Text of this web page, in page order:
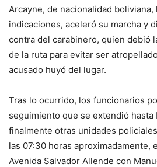
Arcayne, de nacionalidad boliviana,
indicaciones, aceleró su marcha y
contra del carabinero, quien debió
de la ruta para evitar ser
acusado huyó del lugar.
Tras lo ocurrido, los funcionarios
seguimiento que se extendió hasta
finalmente otras unidades
las 07:30 horas aproximadamente,
Avenida Salvador Allende con